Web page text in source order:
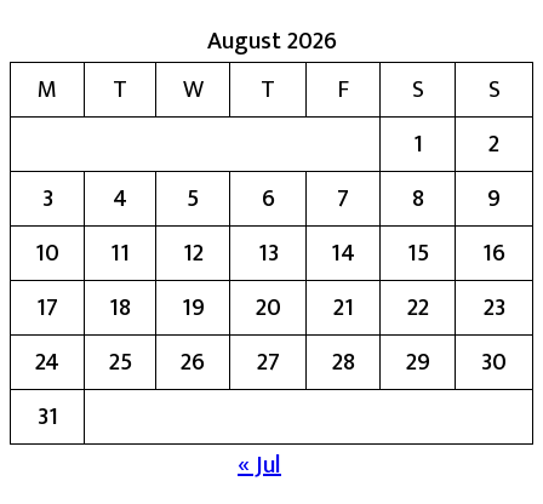
August 2026
M
T W T F S
S
1
2
3
4 5 6 7 8
9
10
11 12 13 14 15
16
17
18 19 20 21 22
23
24
25 26 27 28 29
30
31
« Jul